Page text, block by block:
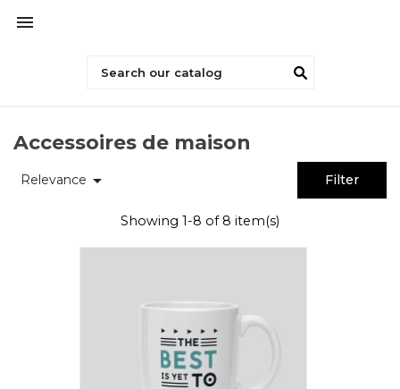

Accessoires de maison
Relevance  Filter
Showing 1-8 of 8 item(s)